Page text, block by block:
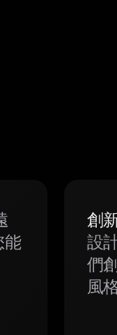
能
創
設
們
風